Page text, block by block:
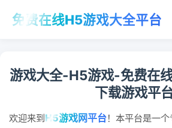
免费在线H5游戏大全平台
游戏大全-H5游戏-免费在
下载游戏平
欢迎来到H5游戏网平台！本平台是一